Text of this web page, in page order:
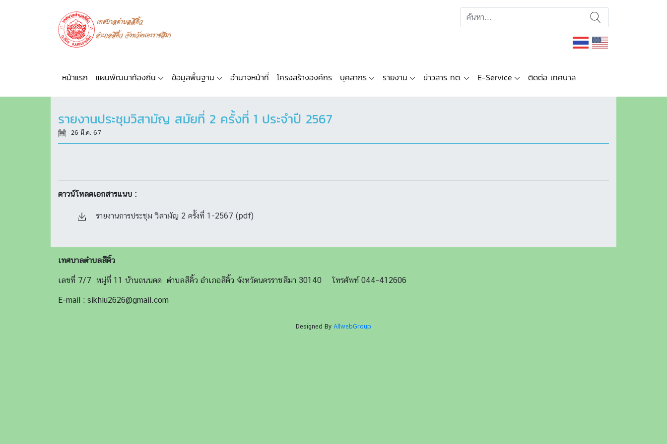
หน้าแรก แผนพัฒนาท้องถิ่น ข้อมูลพื้นฐาน อำนาจหน้าที่ โครงสร้างองค์กร บุคลากร รายงาน ข่าวสาร ทต. E-Service ติดต่อ เทศบาล
รายงานประชุมวิสามัญ สมัยที่ 2 ครั้งที่ 1 ประจำปี 2567
26 มี.ค. 67
ดาวน์โหลดเอกสารแนบ :
รายงานการประชุม วิสามัญ 2 ครั้งที่ 1-2567 (pdf)
เทศบาลตำบลสีคิ้ว
เลขที่ 7/7 หมู่ที่ 11 บ้านถนนคด ตำบลสีคิ้ว อำเภอสีคิ้ว จังหวัดนครราชสีมา 30140 โทรศัพท์ 044-412606
E-mail : sikhiu2626@gmail.com
Designed By AllwebGroup